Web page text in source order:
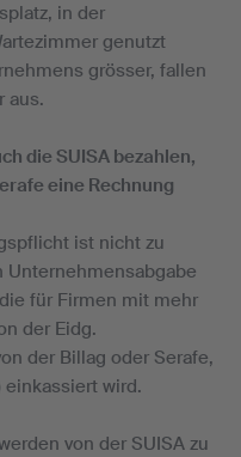
in der
genutzt
grösser, fallen
aus.
die SUISA bezahlen,
eine Rechnung
ist nicht zu
für Firmen mit mehr
der Eidg.
der Billag oder Serafe,
wird.
von der SUISA zu